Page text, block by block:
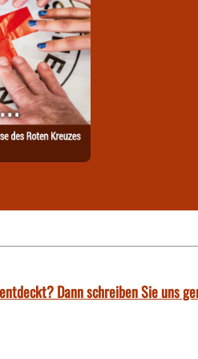
Dann schreiben Sie uns